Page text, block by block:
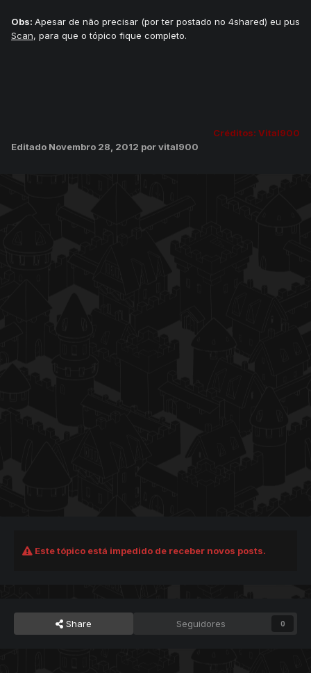
Obs: Apesar de não precisar (por ter postado no 4shared) eu pus
Scan, para que o tópico fique completo.
Créditos: Vital900
Editado Novembro 28, 2012 por vital900
Este tópico está impedido de receber novos posts.
Share Seguidores 0